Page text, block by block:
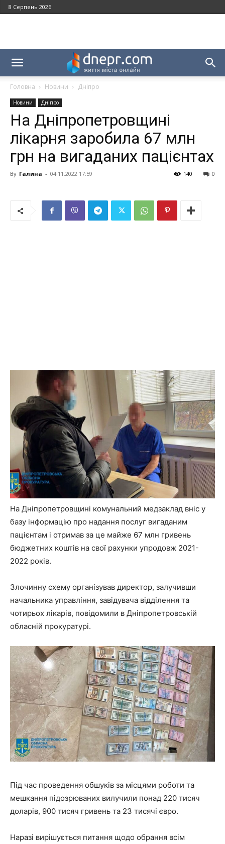
8 Серпень 2026
Головна Новини Дніпро
Новини Дніпро
На Дніпропетровщині
лікарня заробила 67 млн
грн на вигаданих пацієнтах
By Галина - 04.11.2022 17:59 0
140
На Дніпропетровщині комунальний медзаклад вніс у
базу інформацію про надання послуг вигаданим
пацієнтам і отримав за це майже 67 млн гривень
бюджетних коштів на свої рахунки упродовж 2021-
2022 років.
Злочинну схему організував директор, залучивши
начальника управління, завідувача відділення та
чотирьох лікарів, повідомили в Дніпропетровській
обласній прокуратурі.
Під час проведення обшуків за місцями роботи та
мешкання підозрюваних вилучили понад 220 тисяч
доларів, 900 тисяч гривень та 23 тисячі євро.
Наразі вирішується питання щодо обрання всім